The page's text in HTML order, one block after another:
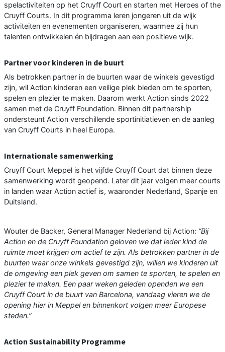
spelactiviteiten op het Cruyff Court en starten met Heroes of the
Cruyff Courts. In dit programma leren jongeren uit de wijk
activiteiten en evenementen organiseren, waarmee zij hun
talenten ontwikkelen én bijdragen aan een positieve wijk.
Partner voor kinderen in de buurt
Als betrokken partner in de buurten waar de winkels gevestigd
zijn, wil Action kinderen een veilige plek bieden om te sporten,
spelen en plezier te maken. Daarom werkt Action sinds 2022
samen met de Cruyff Foundation. Binnen dit partnership
ondersteunt Action verschillende sportinitiatieven en de aanleg
van Cruyff Courts in heel Europa.
Internationale samenwerking
Cruyff Court Meppel is het vijfde Cruyff Court dat binnen deze
samenwerking wordt geopend. Later dit jaar volgen meer courts
in landen waar Action actief is, waaronder Nederland, Spanje en
Duitsland.
Wouter de Backer, General Manager Nederland bij Action: “Bij
Action en de Cruyff Foundation geloven we dat ieder kind de
ruimte moet krijgen om actief te zijn. Als betrokken partner in de
buurten waar onze winkels gevestigd zijn, willen we kinderen uit
de omgeving een plek geven om samen te sporten, te spelen en
plezier te maken. Een paar weken geleden openden we een
Cruyff Court in de buurt van Barcelona, vandaag vieren we de
opening hier in Meppel en binnenkort volgen meer Europese
steden.”
Action Sustainability Programme